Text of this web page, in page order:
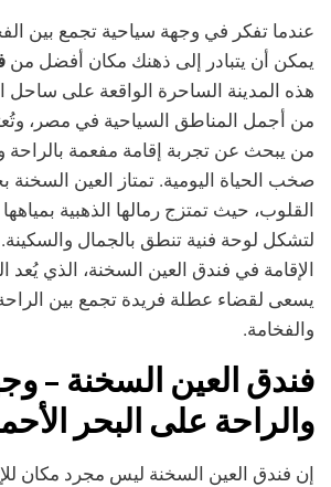
عندما تفكر في وجهة سياحية تجمع بين
يمكن أن يتبادر إلى ذهنك مكان أفضل من
هذه المدينة الساحرة الواقعة على ساحل
من أجمل المناطق السياحية في مصر،
من يبحث عن تجربة إقامة مفعمة بالراحة
صخب الحياة اليومية. تمتاز العين السخنة
القلوب، حيث تمتزج رمالها الذهبية
لتشكل لوحة فنية تنطق بالجمال
الإقامة في فندق العين السخنة، الذي يُعد
يسعى لقضاء عطلة فريدة تجمع بين
والفخامة.
فندق العين السخنة –
والراحة على البحر
إن فندق العين السخنة ليس مجرد مكان